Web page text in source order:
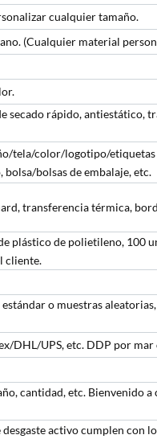
cualquier tamaño.
(Cualquier material
secado rápido, antiestático,
tela/color/logotipo/
bolsas de embalaje, etc.
transferencia térmica,
plástico de polietileno, 100
cliente.
o muestras
DHL/UPS, etc. DDP por
cantidad, etc. Bienvenido
activo cumplen con